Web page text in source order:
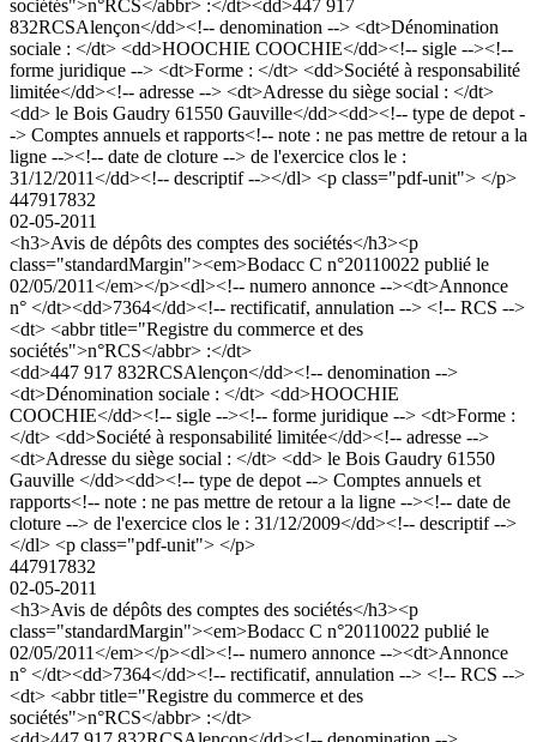
sociétés">n°RCS</abbr> :</dt><dd>447 917
832RCSAlençon</dd><!-- denomination --> <dt>Dénomination
sociale : </dt> <dd>HOOCHIE COOCHIE</dd><!-- sigle --><!--
forme juridique --> <dt>Forme : </dt> <dd>Société à responsabilité
limitée</dd><!-- adresse --> <dt>Adresse du siège social : </dt>
<dd> le Bois Gaudry 61550 Gauville</dd><dd><!-- type de depot -
-> Comptes annuels et rapports<!-- note : ne pas mettre de retour a la
ligne --><!-- date de cloture --> de l'exercice clos le :
31/12/2011</dd><!-- descriptif --></dl> <p class="pdf-unit"> </p>
447917832
02-05-2011
<h3>Avis de dépôts des comptes des sociétés</h3><p
class="standardMargin"><em>Bodacc C n°20110022 publié le
02/05/2011</em></p><dl><!-- numero annonce --><dt>Annonce
n° </dt><dd>7364</dd><!-- rectificatif, annulation --> <!-- RCS -->
<dt> <abbr title="Registre du commerce et des
sociétés">n°RCS</abbr> :</dt>
<dd>447 917 832RCSAlençon</dd><!-- denomination -->
<dt>Dénomination sociale : </dt> <dd>HOOCHIE
COOCHIE</dd><!-- sigle --><!-- forme juridique --> <dt>Forme :
</dt> <dd>Société à responsabilité limitée</dd><!-- adresse -->
<dt>Adresse du siège social : </dt> <dd> le Bois Gaudry 61550
Gauville </dd><dd><!-- type de depot --> Comptes annuels et
rapports<!-- note : ne pas mettre de retour a la ligne --><!-- date de
cloture --> de l'exercice clos le : 31/12/2009</dd><!-- descriptif -->
</dl> <p class="pdf-unit"> </p>
447917832
02-05-2011
<h3>Avis de dépôts des comptes des sociétés</h3><p
class="standardMargin"><em>Bodacc C n°20110022 publié le
02/05/2011</em></p><dl><!-- numero annonce --><dt>Annonce
n° </dt><dd>7364</dd><!-- rectificatif, annulation --> <!-- RCS -->
<dt> <abbr title="Registre du commerce et des
sociétés">n°RCS</abbr> :</dt>